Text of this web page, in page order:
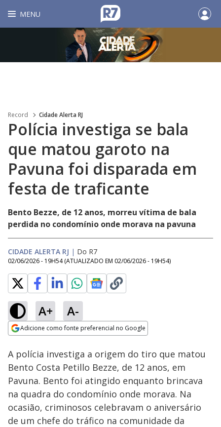
MENU
Record Cidade Alerta RJ
Polícia investiga se bala
que matou garoto na
Pavuna foi disparada em
festa de traficante
Bento Bezze, de 12 anos, morreu vítima de bala
perdida no condomínio onde morava na pavuna
CIDADE ALERTA RJ | Do R7
02/06/2026 - 19H54 (ATUALIZADO EM 02/06/2026 - 19H54)
A+ A-
Adicione como fonte preferencial no Google
Ativar
Loaded
29.36%
A polícia investiga a origem do tiro que matou
Bento Costa Petillo Bezze, de 12 anos, em
Pavuna. Bento foi atingido enquanto brincava
na quadra do condomínio onde morava. Na
ocasião, criminosos celebravam o aniversário
de um chefe do tráfico na comunidade da